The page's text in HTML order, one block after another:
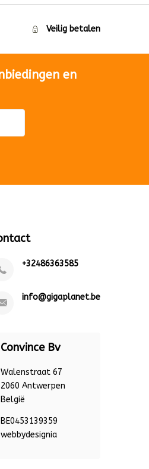
Veilig betalen
en
+32486363585
info@gigaplanet.be
Convince Bv
Walenstraat 67
2060 Antwerpen
België
BE0453139359
webbydesignia